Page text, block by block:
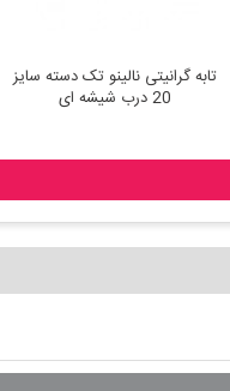
تابه گرانیتی نالینو تک دسته سایز
20 درب شیشه ای